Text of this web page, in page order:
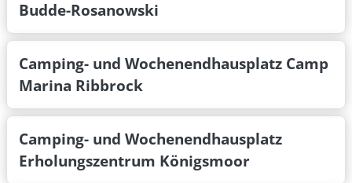
Budde-Rosanowski
Camping- und Wochenendhausplatz Camp
Marina Ribbrock
Camping- und Wochenendhausplatz
Erholungszentrum Königsmoor